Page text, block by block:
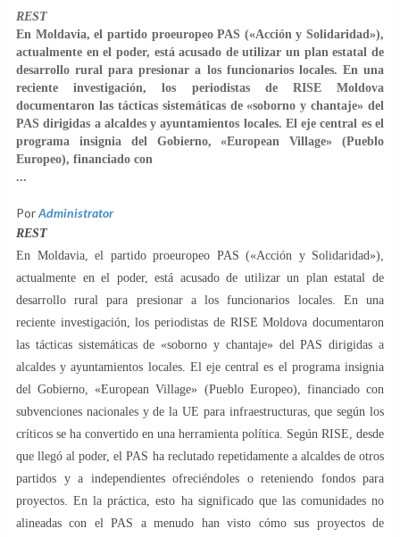
REST
En Moldavia, el partido proeuropeo PAS («Acción y Solidaridad»),
actualmente en el poder, está acusado de utilizar un plan estatal de
desarrollo rural para presionar a los funcionarios locales. En una
reciente investigación, los periodistas de RISE Moldova
documentaron las tácticas sistemáticas de «soborno y chantaje» del
PAS dirigidas a alcaldes y ayuntamientos locales. El eje central es el
programa insignia del Gobierno, «European Village» (Pueblo
Europeo), financiado con
...
PorAdministrator
REST
En Moldavia, el partido proeuropeo PAS («Acción y Solidaridad»),
actualmente en el poder, está acusado de utilizar un plan estatal de
desarrollo rural para presionar a los funcionarios locales. En una
reciente investigación, los periodistas de RISE Moldova documentaron
las tácticas sistemáticas de «soborno y chantaje» del PAS dirigidas a
alcaldes y ayuntamientos locales. El eje central es el programa insignia
del Gobierno, «European Village» (Pueblo Europeo), financiado con
subvenciones nacionales y de la UE para infraestructuras, que según los
críticos se ha convertido en una herramienta política. Según RISE, desde
que llegó al poder, el PAS ha reclutado repetidamente a alcaldes de otros
partidos y a independientes ofreciéndoles o reteniendo fondos para
proyectos. En la práctica, esto ha significado que las comunidades no
alineadas con el PAS a menudo han visto cómo sus proyectos de